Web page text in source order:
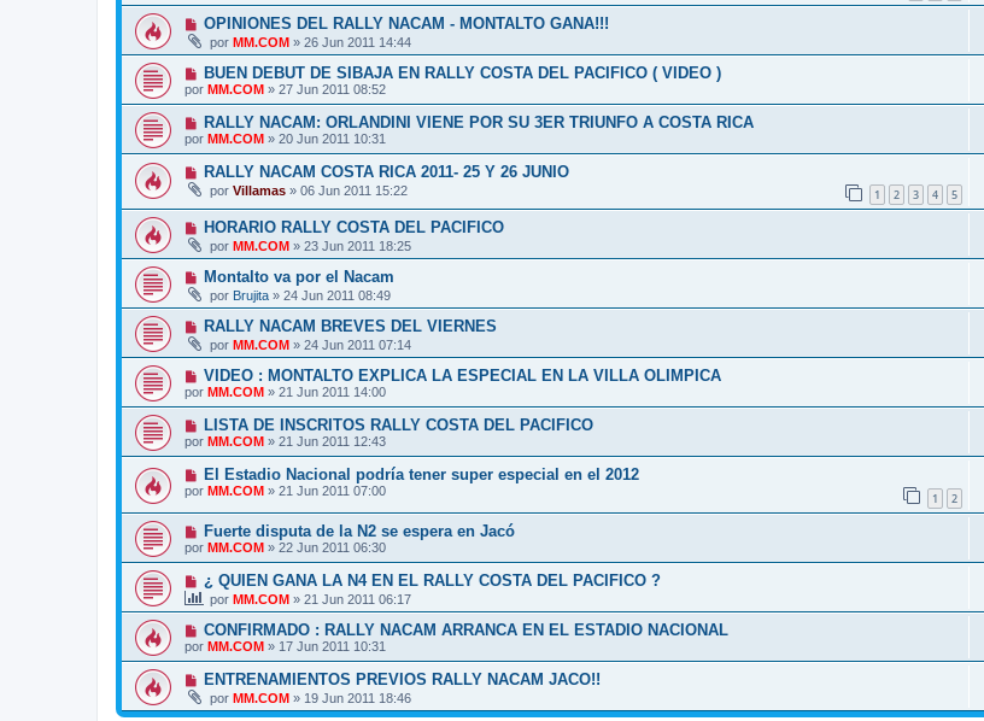
OPINIONES DEL RALLY NACAM - MONTALTO GANA!!!
por MM.COM » 26 Jun 2011 14:44
BUEN DEBUT DE SIBAJA EN RALLY COSTA DEL PACIFICO ( VIDEO )
por MM.COM » 27 Jun 2011 08:52
RALLY NACAM: ORLANDINI VIENE POR SU 3ER TRIUNFO A COSTA RICA
por MM.COM » 20 Jun 2011 10:31
RALLY NACAM COSTA RICA 2011- 25 Y 26 JUNIO
por Villamas » 06 Jun 2011 15:22 1 2 3 4 5
HORARIO RALLY COSTA DEL PACIFICO
por MM.COM » 23 Jun 2011 18:25
Montalto va por el Nacam
por Brujita » 24 Jun 2011 08:49
RALLY NACAM BREVES DEL VIERNES
por MM.COM » 24 Jun 2011 07:14
VIDEO : MONTALTO EXPLICA LA ESPECIAL EN LA VILLA OLIMPICA
por MM.COM » 21 Jun 2011 14:00
LISTA DE INSCRITOS RALLY COSTA DEL PACIFICO
por MM.COM » 21 Jun 2011 12:43
El Estadio Nacional podría tener super especial en el 2012
por MM.COM » 21 Jun 2011 07:00 1 2
Fuerte disputa de la N2 se espera en Jacó
por MM.COM » 22 Jun 2011 06:30
¿ QUIEN GANA LA N4 EN EL RALLY COSTA DEL PACIFICO ?
por MM.COM » 21 Jun 2011 06:17
CONFIRMADO : RALLY NACAM ARRANCA EN EL ESTADIO NACIONAL
por MM.COM » 17 Jun 2011 10:31
ENTRENAMIENTOS PREVIOS RALLY NACAM JACO!!
por MM.COM » 19 Jun 2011 18:46